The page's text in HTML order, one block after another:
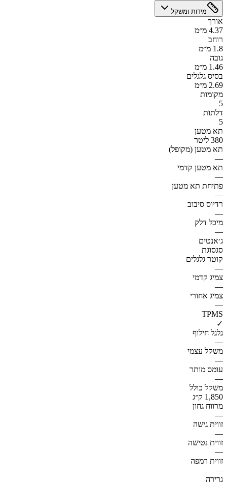
מידות ומשקל
אורך
4.37 מ״מ
רוחב
1.8 מ״מ
גובה
1.46 מ״מ
בסיס גלגלים
2.69 מ״מ
מקומות
5
דלתות
5
תא מטען
380 ליטר
תא מטען (מקופל)
—
תא מטען קדמי
—
פתיחת תא מטען
—
רדיוס סיבוב
—
מיכל דלק
—
ג׳אנטים
סגסוגת
קוטר גלגלים
—
צמיג קדמי
—
צמיג אחורי
—
TPMS
✓
גלגל חילוף
—
משקל עצמי
—
עומס מותר
—
משקל כולל
1,850 ק״ג
מרווח גחון
—
זווית גישה
—
זווית נטישה
—
זווית רמפה
—
גרירה